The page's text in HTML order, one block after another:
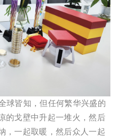
球皆知，但任何繁华兴盛的
的戈壁中升起一堆火，然后
，一起取暖，然后众人一起